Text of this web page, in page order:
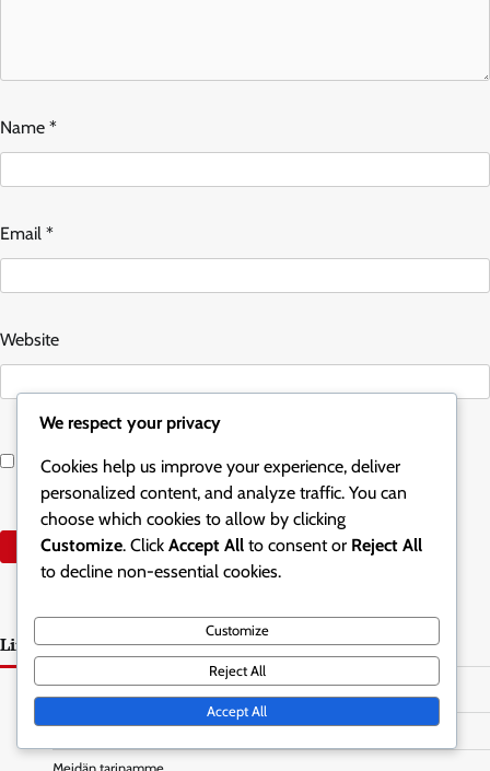
Name *
Email *
Website
next time I comment.
Linkit
Kaikki sisältö
Ota yhteyttä meihin
We respect your privacy
Cookies help us improve your experience, deliver
personalized content, and analyze traffic. You can
choose which cookies to allow by clicking
Customize. Click Accept All to consent or Reject All
to decline non-essential cookies.
Customize
Reject All
Accept All